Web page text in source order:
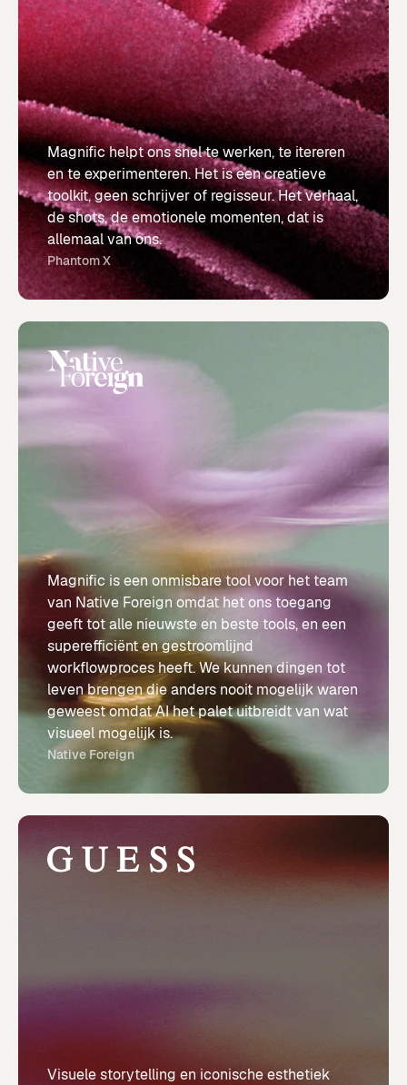
Magnific helpt ons snel te werken, te itereren
en te experimenteren. Het is een creatieve
toolkit, geen schrijver of regisseur. Het verhaal,
de shots, de emotionele momenten, dat is
allemaal van ons.
Phantom X
Magnific is een onmisbare tool voor het team
van Native Foreign omdat het ons toegang
geeft tot alle nieuwste en beste tools, en een
superefficiënt en gestroomlijnd
workflowproces heeft. We kunnen dingen tot
leven brengen die anders nooit mogelijk waren
geweest omdat AI het palet uitbreidt van wat
visueel mogelijk is.
Native Foreign
Visuele storytelling en iconische esthetiek